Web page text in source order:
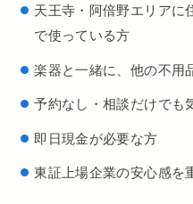
天王寺・阿倍野エリアに
で使っている方
楽器と一緒に、他の不用
予約なし・相談だけでも
即日現金が必要な方
東証上場企業の安心感を